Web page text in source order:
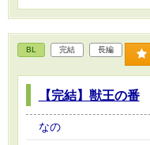
BL 完結 長編
【完結】獣王の番
なの